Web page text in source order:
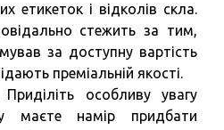
етикеток і відколів скла.
стежить за тим,
за доступну вартість
преміальній якості.
особливу увагу
маєте намір придбати